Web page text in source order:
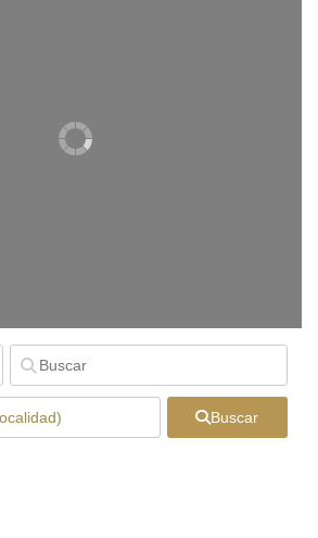
Buscar